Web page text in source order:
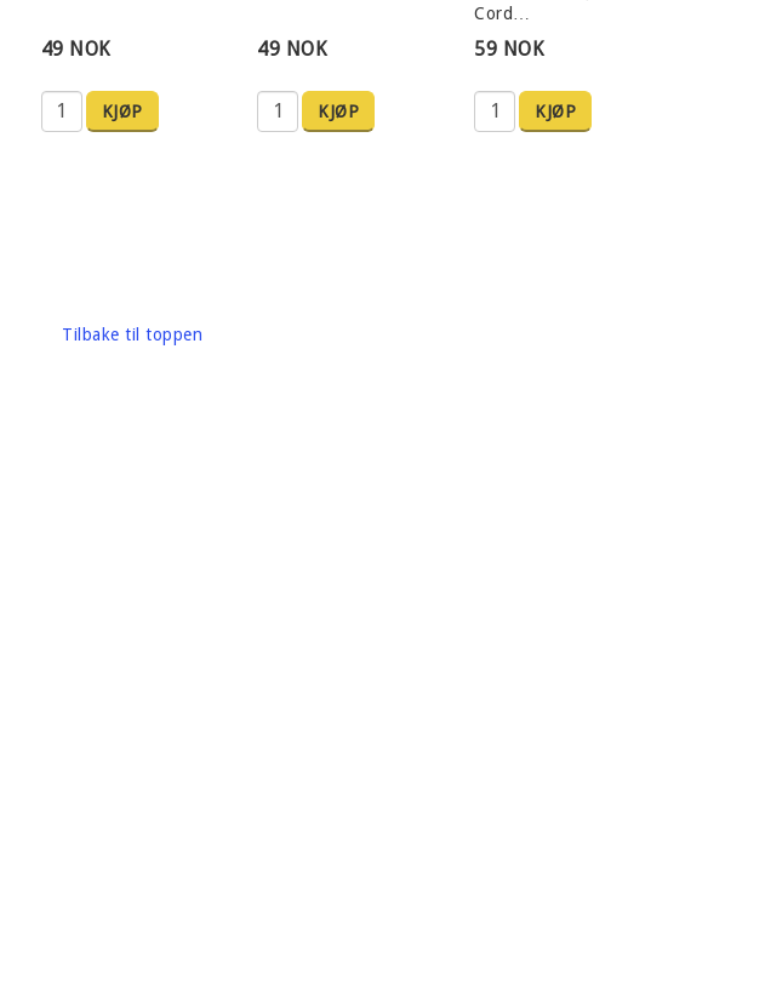
49 NOK
KJØP
49 NOK
KJØP
Cord…
59 NOK
KJØP
Tilbake til toppen